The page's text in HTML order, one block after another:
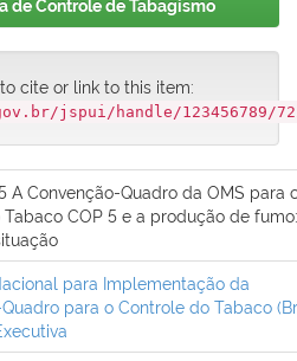
de Controle de Tabagismo
cite or link to this item:
jspui/handle/123456789/
A Convenção-Quadro da OMS para
COP 5 e a produção de fumo:
para Implementação da
para o Controle do Tabaco